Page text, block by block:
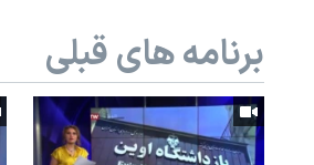
Auto
برنامه های قبلی